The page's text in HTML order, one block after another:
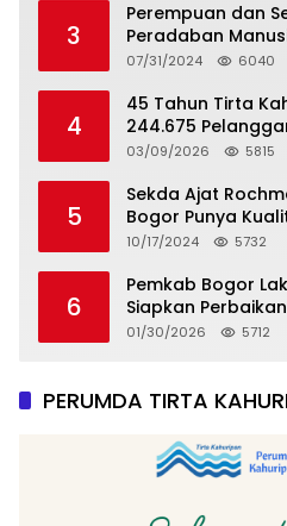
3
Perempuan dan
Peradaban
07/31/2024 6040
4
45 Tahun Tirta
244.675
03/09/2026 5815
5
Sekda Ajat
Bogor Punya
10/17/2024 5732
6
Pemkab Bogor
Siapkan
Pergeseran Tanah
01/30/2026 5712
PERUMDA TIRTA